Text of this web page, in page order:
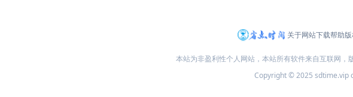
关于网站下载帮助
本站为非盈利性个人网站，本站所有软件来自互联网，
Copyright © 2025 sdtime.vip